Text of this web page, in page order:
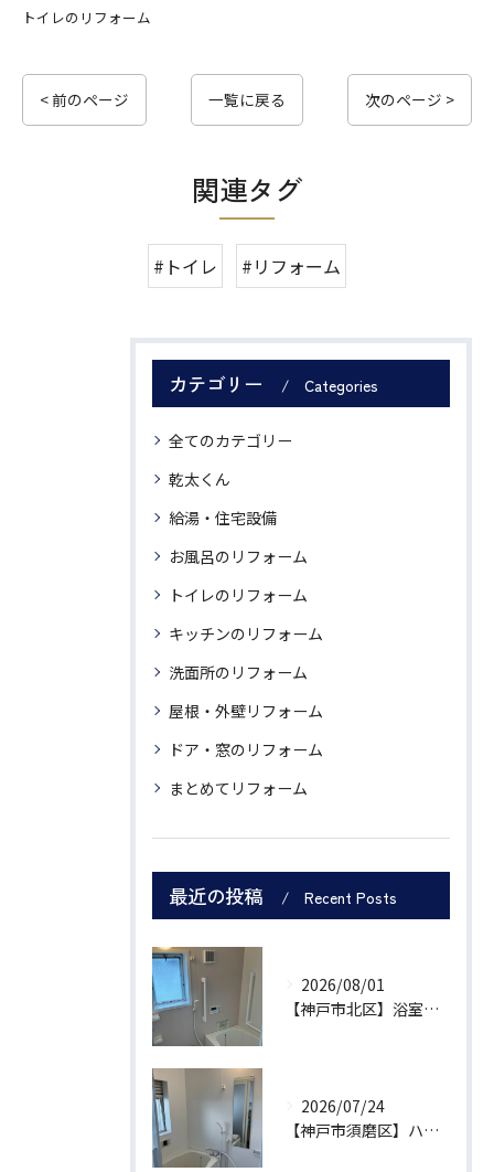
トイレのリフォーム
< 前のページ 一覧に戻る 次のページ >
関連タグ
#トイレ #リフォーム
カテゴリー Categories
全てのカテゴリー
乾太くん
給湯・住宅設備
お風呂のリフォーム
トイレのリフォーム
キッチンのリフォーム
洗面所のリフォーム
屋根・外壁リフォーム
ドア・窓のリフォーム
まとめてリフォーム
最近の投稿 Recent Posts
2026/08/01
【神戸市北区】浴室リフォームで浴槽拡充・トイレの段差解消を補助金活用で実現！実質99万円工期5日の施工事例
2026/07/24
【神戸市須磨区】ハイツの浴室・内装一括リフォーム｜近隣への騒音を抑える工法で暮らしの悩みを解消